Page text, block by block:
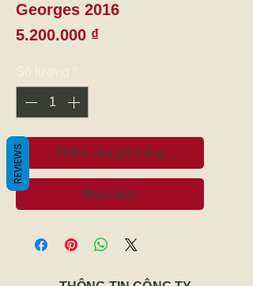
Georges 2016
5.200.000 ₫Giá
Thêm vào giỏ hàng
Mua ngay
REVIEWS